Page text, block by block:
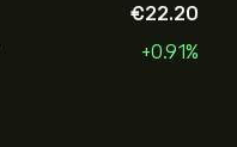
‎€‎22.20
+0.91%